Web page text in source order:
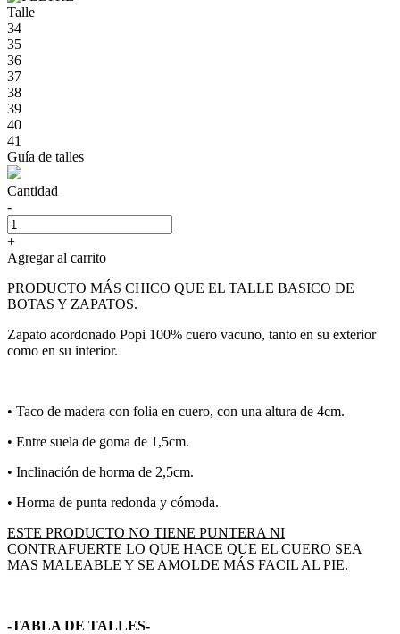
Talle
34
35
36
37
38
39
40
41
Guía de talles
Cantidad
-
+
Agregar al carrito
PRODUCTO MÁS CHICO QUE EL TALLE BASICO DE
BOTAS Y ZAPATOS.
Zapato acordonado Popi 100% cuero vacuno, tanto en su exterior
como en su interior.
•⁠ Taco de madera con folia en cuero, con una altura de 4cm.
•⁠ ⁠Entre suela de goma de 1,5cm.
•⁠ Inclinación de horma de 2,5cm.
•⁠ Horma de punta redonda y cómoda.
ESTE PRODUCTO NO TIENE PUNTERA NI
CONTRAFUERTE LO QUE HACE QUE EL CUERO SEA
MAS MALEABLE Y SE AMOLDE MÁS FACIL AL PIE.
-TABLA DE TALLES-